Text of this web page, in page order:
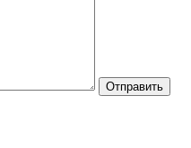
Отправить